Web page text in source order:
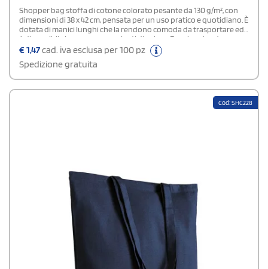
Shopper bag stoffa di cotone colorato pesante da 130 g/m², con
dimensioni di 38 x 42 cm, pensata per un uso pratico e quotidiano. È
dotata di manici lunghi che la rendono comoda da trasportare ed
è disponibile in numerose varianti di colore. Funzionale ed
economica, rappresenta una soluzione ideale se stai organizzando
un evento promozionale e desideri un gadget efficace per
valorizzare il tuo marchio.
€1,47cad. iva esclusa per 100 pz
Spedizione gratuita
Cod: SHC228